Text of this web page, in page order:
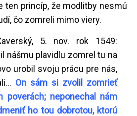
ten princíp, že modlitby nesmú
čo zomreli mimo viery.
5. nov. rok 1549:
nášmu plavidlu zomrel tu na
urobil svoju prácu pre nás,
On sám si zvolil zomrieť
poverách; neponechal nám
ho tou dobrotou, ktorú